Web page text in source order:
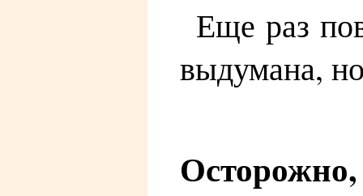
Еще раз
выдумана,